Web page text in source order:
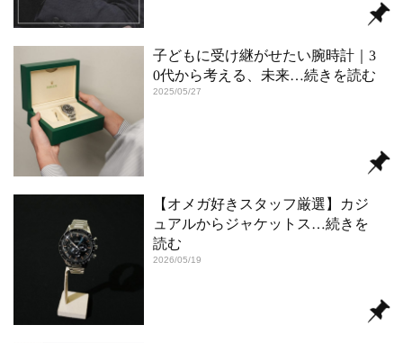
子どもに受け継がせたい腕時計｜3
0代から考える、未来…続きを読む
2025/05/27
【オメガ好きスタッフ厳選】カジ
ュアルからジャケットス …続きを
読む
2026/05/19